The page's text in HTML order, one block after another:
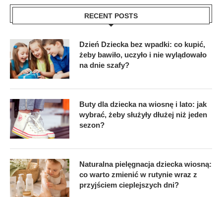
RECENT POSTS
Dzień Dziecka bez wpadki: co kupić,
żeby bawiło, uczyło i nie wylądowało
na dnie szafy?
Buty dla dziecka na wiosnę i lato: jak
wybrać, żeby służyły dłużej niż jeden
sezon?
Naturalna pielęgnacja dziecka wiosną:
co warto zmienić w rutynie wraz z
przyjściem cieplejszych dni?